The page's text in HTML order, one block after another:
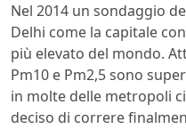
Nel 2014 un sondaggio
Delhi come la capitale con
più elevato del mondo.
Pm10 e Pm2,5 sono
in molte delle metropoli
deciso di correre